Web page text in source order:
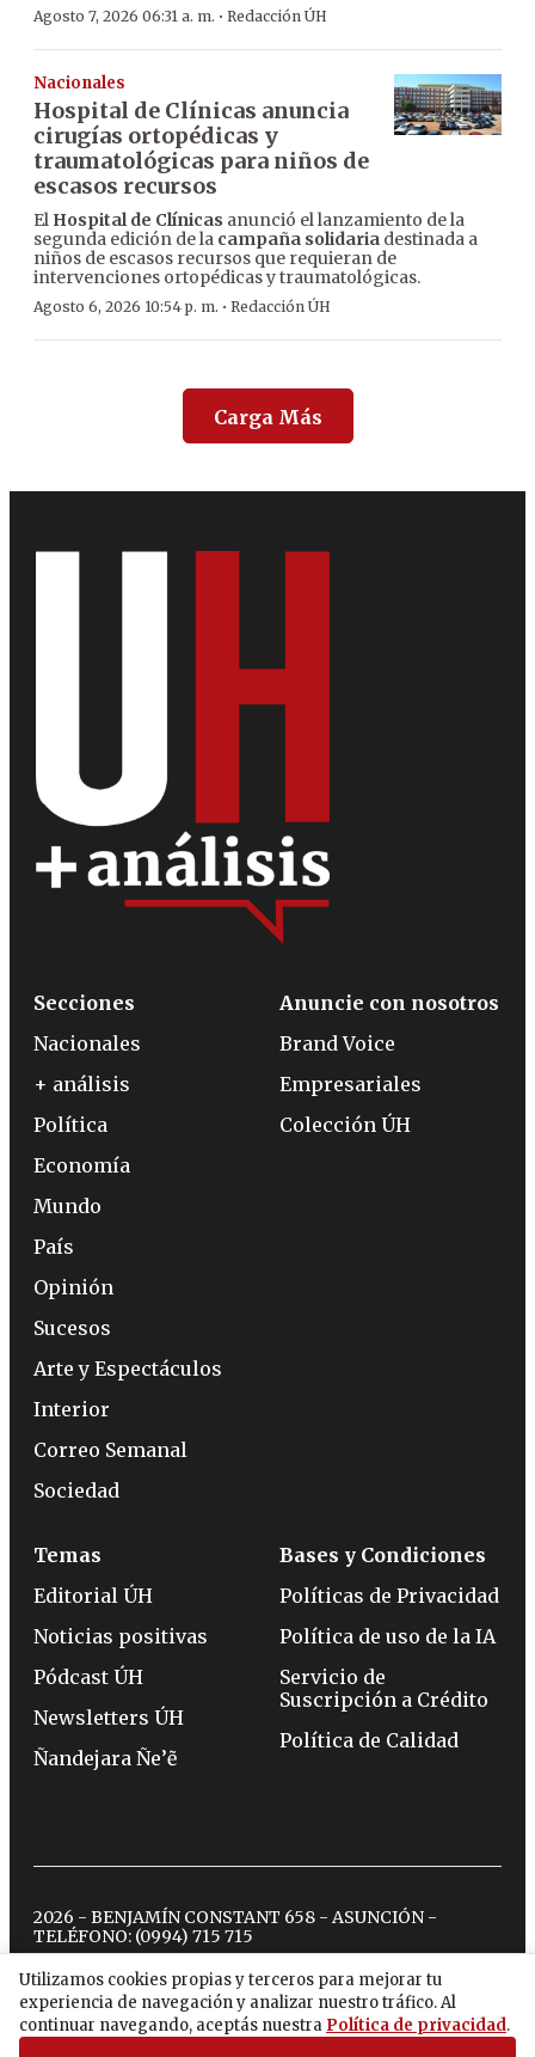
Agosto 7, 2026 06:31 a. m. · Redacción ÚH
Nacionales
Hospital de Clínicas anuncia
cirugías ortopédicas y
traumatológicas para niños de
escasos recursos
El Hospital de Clínicas anunció el lanzamiento de la
segunda edición de la campaña solidaria destinada a
niños de escasos recursos que requieran de
intervenciones ortopédicas y traumatológicas.
Agosto 6, 2026 10:54 p. m. · Redacción ÚH
Carga Más
Utilizamos cookies propias y terceros para mejorar tu
experiencia de navegación y analizar nuestro tráfico. Al
continuar navegando, aceptás nuestra Política de privacidad.
Secciones
Nacionales
+ análisis
Política
Economía
Mundo
País
Opinión
Sucesos
Arte y Espectáculos
Interior
Correo Semanal
Sociedad
Anuncie con nosotros
Brand Voice
Empresariales
Colección ÚH
Temas
Editorial ÚH
Noticias positivas
Pódcast ÚH
Newsletters ÚH
Ñandejara Ñe’ẽ
Bases y Condiciones
Políticas de Privacidad
Política de uso de la IA
Servicio de
Suscripción a Crédito
Política de Calidad
2026 - BENJAMÍN CONSTANT 658 - ASUNCIÓN -
TELÉFONO: (0994) 715 715
twitterinstagram
facebook
tiktokyoutubespotify